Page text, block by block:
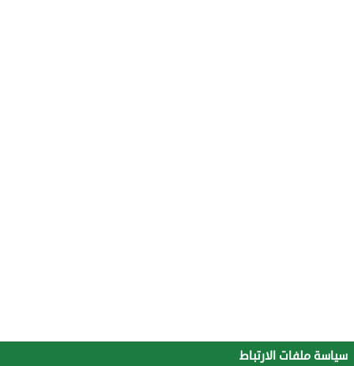
سياسة ملفات الارتباط